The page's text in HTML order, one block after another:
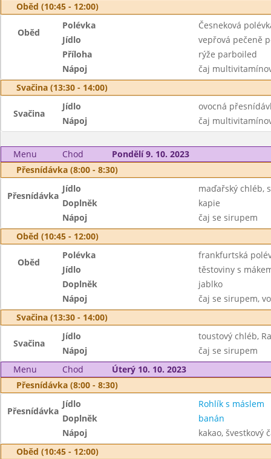
Oběd (10:45 - 12:00)
Oběd
Polévka
Česneková
Jídlo
vepřová pečeně
Příloha
rýže parboiled
Nápoj
čaj
Svačina (13:30 - 14:00)
Svačina
Jídlo
ovocná
Nápoj
čaj
Menu Chod
Pondělí 9. 10. 2023
Přesnídávka (8:00 - 8:30)
Přesnídávka
Jídlo
maďařský chléb,
Doplněk
kapie
Nápoj
čaj se sirupem
Oběd (10:45 - 12:00)
Oběd
Polévka
frankfurtská
Jídlo
těstoviny s
Doplněk
jablko
Nápoj
čaj se sirupem,
Svačina (13:30 - 14:00)
Svačina
Jídlo
toustový chléb,
Nápoj
čaj se sirupem
Menu
Chod
Úterý 10. 10. 2023
Přesnídávka (8:00 - 8:30)
Přesnídávka
Jídlo
Rohlík s máslem
Doplněk
banán
Nápoj
kakao, švestkový
Oběd (10:45 - 12:00)